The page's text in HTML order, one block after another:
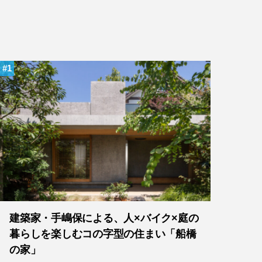
1
建築家・手嶋保による、人×バイク×庭の
暮らしを楽しむコの字型の住まい「船橋
の家」